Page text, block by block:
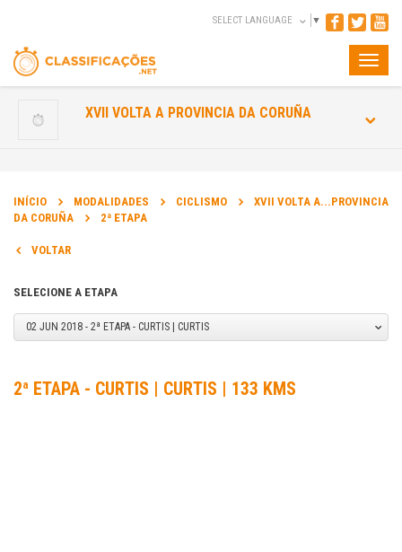
Toggle
SELECT LANGUAGE ▼
XVII VOLTA A PROVINCIA DA CORUÑA
INÍCIO MODALIDADES CICLISMO
XVII VOLTA A...PROVINCIA
DA CORUÑA
2ª ETAPA
VOLTAR
SELECIONE A ETAPA
02 JUN 2018 - 2ª ETAPA - CURTIS | CURTIS
2ª ETAPA - CURTIS | CURTIS | 133 KMS